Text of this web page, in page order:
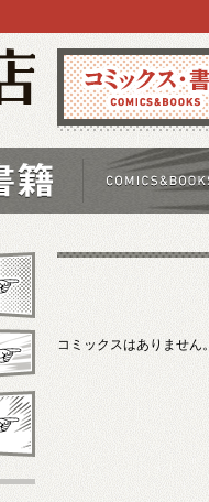
コミックス
新刊情報
コミックスはありません。